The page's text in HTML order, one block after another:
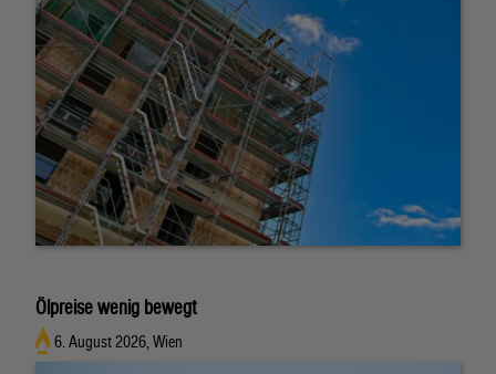
Ölpreise wenig bewegt
6. August 2026, Wien